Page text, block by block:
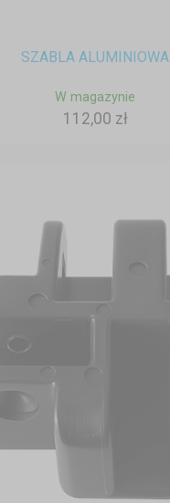
SZABLA ALUMINIOWA
W magazynie
112,00 zł